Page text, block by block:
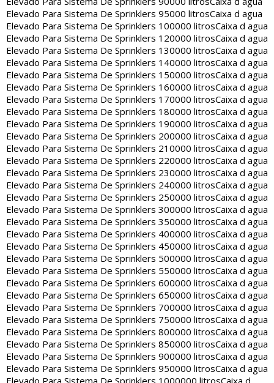
Elevado Para Sistema De Sprinklers 95000 litrosCaixa d agua
Elevado Para Sistema De Sprinklers 100000 litrosCaixa d agua
Elevado Para Sistema De Sprinklers 120000 litrosCaixa d agua
Elevado Para Sistema De Sprinklers 130000 litrosCaixa d agua
Elevado Para Sistema De Sprinklers 140000 litrosCaixa d agua
Elevado Para Sistema De Sprinklers 150000 litrosCaixa d agua
Elevado Para Sistema De Sprinklers 160000 litrosCaixa d agua
Elevado Para Sistema De Sprinklers 170000 litrosCaixa d agua
Elevado Para Sistema De Sprinklers 180000 litrosCaixa d agua
Elevado Para Sistema De Sprinklers 190000 litrosCaixa d agua
Elevado Para Sistema De Sprinklers 200000 litrosCaixa d agua
Elevado Para Sistema De Sprinklers 210000 litrosCaixa d agua
Elevado Para Sistema De Sprinklers 220000 litrosCaixa d agua
Elevado Para Sistema De Sprinklers 230000 litrosCaixa d agua
Elevado Para Sistema De Sprinklers 240000 litrosCaixa d agua
Elevado Para Sistema De Sprinklers 250000 litrosCaixa d agua
Elevado Para Sistema De Sprinklers 300000 litrosCaixa d agua
Elevado Para Sistema De Sprinklers 350000 litrosCaixa d agua
Elevado Para Sistema De Sprinklers 400000 litrosCaixa d agua
Elevado Para Sistema De Sprinklers 450000 litrosCaixa d agua
Elevado Para Sistema De Sprinklers 500000 litrosCaixa d agua
Elevado Para Sistema De Sprinklers 550000 litrosCaixa d agua
Elevado Para Sistema De Sprinklers 600000 litrosCaixa d agua
Elevado Para Sistema De Sprinklers 650000 litrosCaixa d agua
Elevado Para Sistema De Sprinklers 700000 litrosCaixa d agua
Elevado Para Sistema De Sprinklers 750000 litrosCaixa d agua
Elevado Para Sistema De Sprinklers 800000 litrosCaixa d agua
Elevado Para Sistema De Sprinklers 850000 litrosCaixa d agua
Elevado Para Sistema De Sprinklers 900000 litrosCaixa d agua
Elevado Para Sistema De Sprinklers 950000 litrosCaixa d agua